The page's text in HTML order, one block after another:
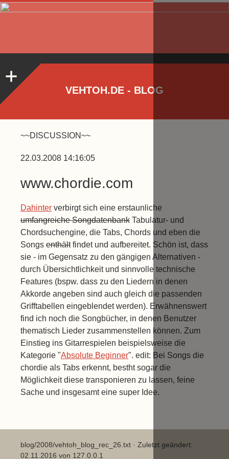
VEHTOH.DE - BLOG
~~DISCUSSION~~
22.03.2008 14:16:05
www.chordie.com
Dahinter verbirgt sich eine erstaunliche
umfangreiche Songdatenbank Tabulatur- und
Chordsuchengine, die Tabs, Chords und eben die
Songs enthältfindet und aufbereitet. Schön ist, dass
sie - im Gegensatz zu den gängigen Alternativen -
durch Übersichtlichkeit und sinnvolle technische
Features (bspw. dass zu den Liedern in denen
Akkorde angeben sind auch gleich die passenden
Grifftabellen eingeblendet werden). Erwähnenswert
find ich noch die Songbücher, in denen Benutzer
thematisch Lieder zusammenstellen können. Zum
Einstieg ins Gitarrespielen beispielsweise die
Kategorie "Absolute Beginner". edit: Bei Songs die
chordie als Tabs erkennt, bestht sogar die
Möglichkeit diese transponieren zu lassen, feine
Sache und insgesamt eine super Idee.
blog/2008/vehtoh_blog_rec_26.txt · Zuletzt geändert:
02.11.2016 von 127.0.0.1